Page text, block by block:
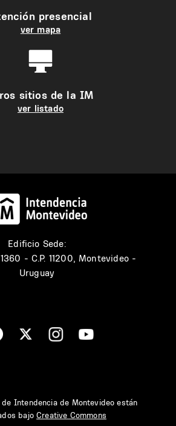
presencial
ver mapa
sitios de la IM
ver listado
Edificio Sede:
- C.P. 11200, Montevideo -
Uruguay
de Intendencia de Montevideo están
bajoCreative Commons